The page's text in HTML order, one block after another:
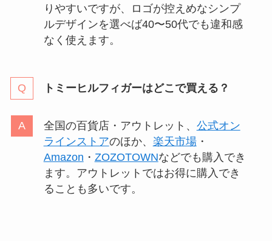
りやすいですが、ロゴが控えめなシンプ
ルデザインを選べば40〜50代でも違和感
なく使えます。
トミーヒルフィガーはどこで買える？
全国の百貨店・アウトレット、 公式オン
ラインストアのほか、 楽天市場・
Amazon ・ ZOZOTOWNなどでも購入でき
ます。アウトレットではお得に購入でき
ることも多いです。